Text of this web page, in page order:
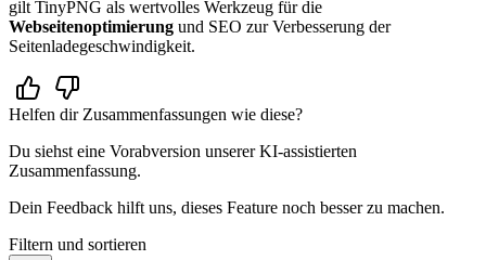
gilt TinyPNG als wertvolles Werkzeug für die
Webseitenoptimierung und SEO zur Verbesserung der
Seitenladegeschwindigkeit.
Helfen dir Zusammenfassungen wie diese?
Du siehst eine Vorabversion unserer KI-assistierten
Zusammenfassung.
Dein Feedback hilft uns, dieses Feature noch besser zu machen.
Filtern und sortieren